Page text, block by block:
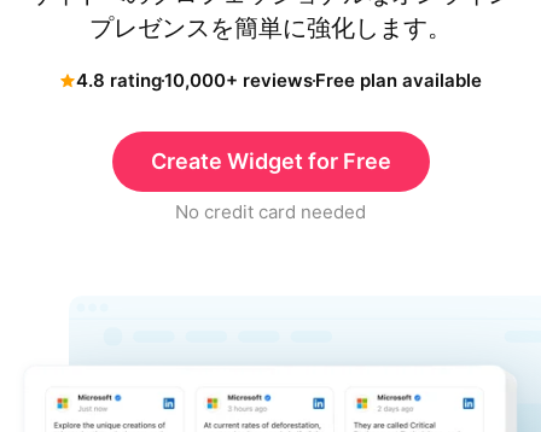
プレゼンスを簡単に強化します。
4.8 rating10,000+ reviewsFree plan available
Create Widget for Free
No credit card needed